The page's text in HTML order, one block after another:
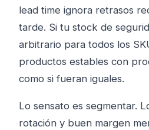
lead time ignora retrasos
tarde. Si tu stock de
arbitrario para todos los
productos estables con
como si fueran iguales.
Lo sensato es segmentar.
rotación y buen margen